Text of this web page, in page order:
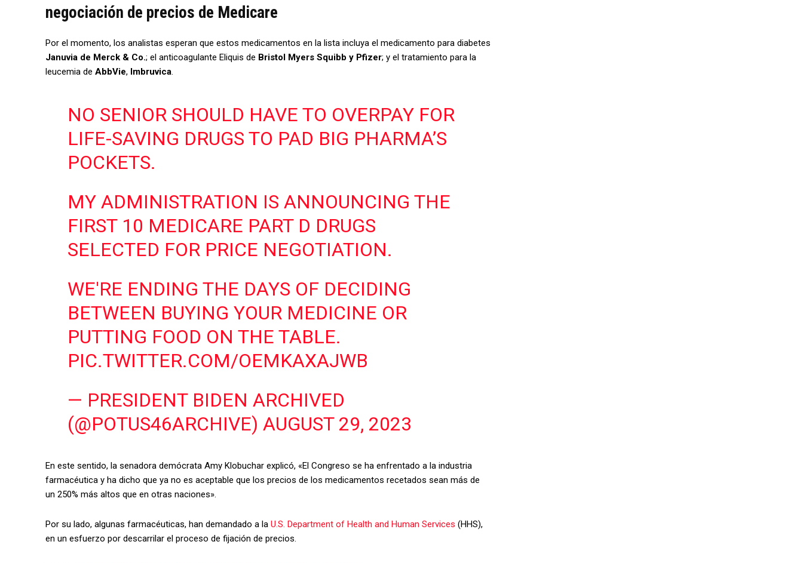
negociación de precios de Medicare
Por el momento, los analistas esperan que estos medicamentos en la lista incluya el medicamento para diabetes
Januvia de Merck & Co.; el anticoagulante Eliquis de Bristol Myers Squibb y Pfizer; y el tratamiento para la
leucemia de AbbVie, Imbruvica.
NO SENIOR SHOULD HAVE TO OVERPAY FOR
LIFE-SAVING DRUGS TO PAD BIG PHARMA’S
POCKETS.
MY ADMINISTRATION IS ANNOUNCING THE
FIRST 10 MEDICARE PART D DRUGS
SELECTED FOR PRICE NEGOTIATION.
WE'RE ENDING THE DAYS OF DECIDING
BETWEEN BUYING YOUR MEDICINE OR
PUTTING FOOD ON THE TABLE.
PIC.TWITTER.COM/OEMKAXAJWB
— PRESIDENT BIDEN ARCHIVED
(@POTUS46ARCHIVE)AUGUST 29, 2023
En este sentido, la senadora demócrata Amy Klobuchar explicó, «El Congreso se ha enfrentado a la industria
farmacéutica y ha dicho que ya no es aceptable que los precios de los medicamentos recetados sean más de
un 250% más altos que en otras naciones».
Por su lado, algunas farmacéuticas, han demandado a la U.S. Department of Health and Human Services (HHS),
en un esfuerzo por descarrilar el proceso de fijación de precios.